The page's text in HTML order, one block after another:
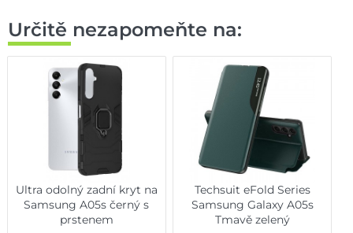
Určitě nezapomeňte na:
Ultra odolný zadní kryt na
Samsung A05s černý s
prstenem
Techsuit eFold Series
Samsung Galaxy A05s
Tmavě zelený